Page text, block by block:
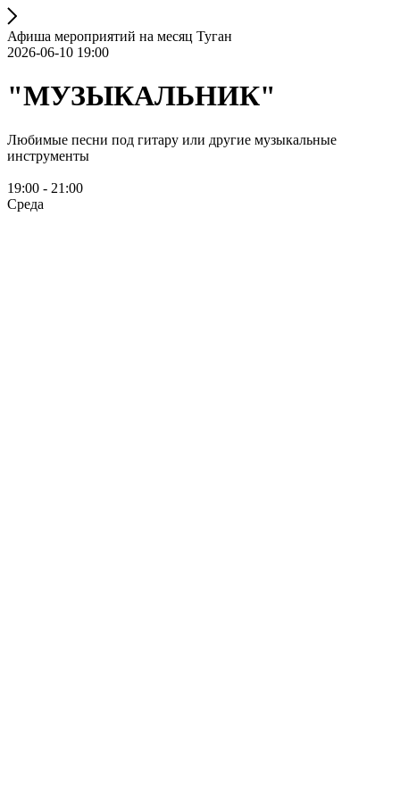
Афиша мероприятий на месяц Туган
2026-06-10 19:00
"МУЗЫКАЛЬНИК"
Любимые песни под гитару или другие музыкальные
инструменты
19:00 - 21:00
Среда